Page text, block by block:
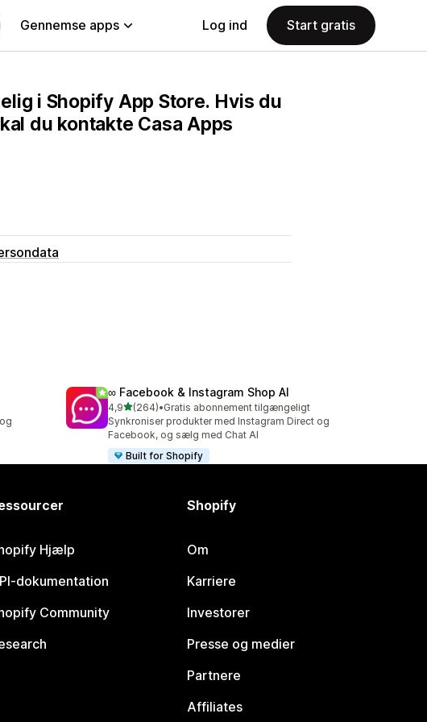
Gennemse apps Log ind Start gratis
i Shopify App Store. Hvis du
du kontakte Casa Apps
∞ Facebook & Instagram Shop AI
4,9ud af 5 stjerner
(264)
264 anmeldelser i alt
•Gratis abonnement tilgængeligt
Synkroniser produkter med Instagram Direct og
Facebook, og sælg med Chat AI
Built for Shopify
Hjælp
dokumentation
Community
Shopify
Om
Karriere
Investorer
Presse og medier
Partnere
Affiliates